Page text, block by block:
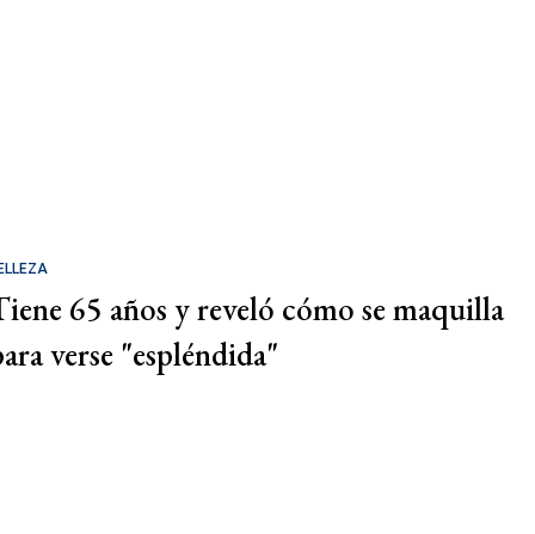
65 años y reveló cómo se maquilla
verse "espléndida"